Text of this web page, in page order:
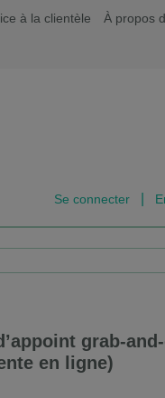
à la clientèle À propos
Se connecter
grab-
en ligne)